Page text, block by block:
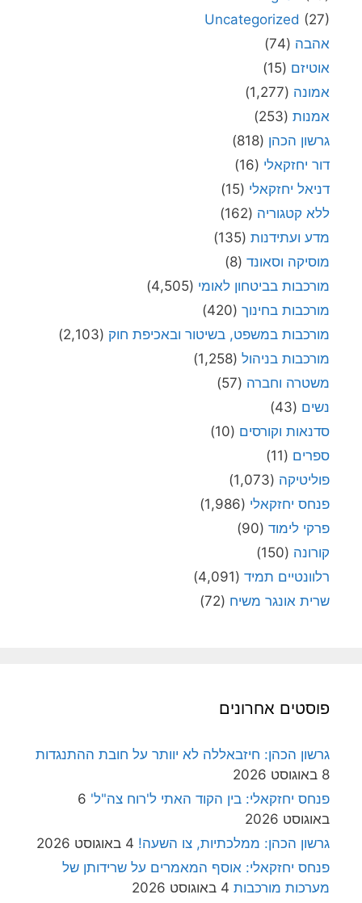
Uncategorized (27)
אהבה (74)
אוטיזם (15)
אמונה (1,277)
אמנות (253)
גרשון הכהן (818)
דור יחזקאלי (16)
דניאל יחזקאלי (15)
ללא קטגוריה (162)
מדע ועתידנות (135)
מוסיקה וסאונד (8)
מורכבות בביטחון לאומי (4,505)
מורכבות בחינוך (420)
מורכבות במשפט, בשיטור ובאכיפת חוק (2,103)
מורכבות בניהול (1,258)
משטרה וחברה (57)
נשים (43)
סדנאות וקורסים (10)
ספרים (11)
פוליטיקה (1,073)
פנחס יחזקאלי (1,986)
פרקי לימוד (90)
קורונה (150)
רלוונטיים תמיד (4,091)
שרית אונגר משיח (72)
פוסטים אחרונים
גרשון הכהן: חיזבאללה לא יוותר על חובת ההתנגדות
8 באוגוסט 2026
פנחס יחזקאלי: בין הקוד האתי ל'רוח צה"ל' 6
באוגוסט 2026
גרשון הכהן: ממלכתיות, צו השעה! 4 באוגוסט 2026
פנחס יחזקאלי: אוסף המאמרים על שרידותן של
מערכות מורכבות 4 באוגוסט 2026